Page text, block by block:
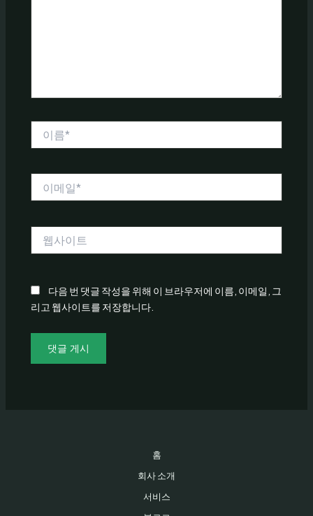
다음 번 댓글 작성을 위해 이 브라우저에 이름, 이메일, 그
리고 웹사이트를 저장합니다.
홈
회사 소개
서비스